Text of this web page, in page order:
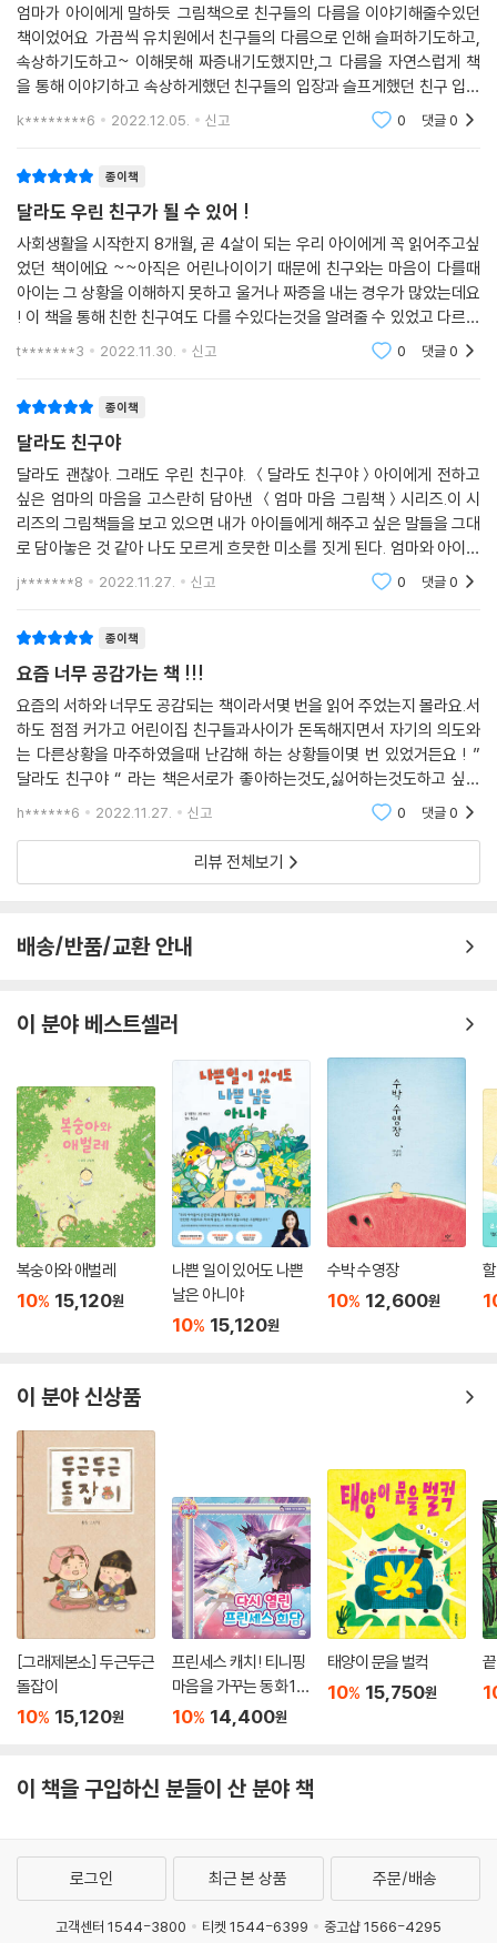
라고 합니다. 그런데 아이에게 이렇게 예쁜 말만 하고 산다는 건 불가능에
가깝습니다. 현실의 육아는 고된 가사 노동의 반복과 힘겨루기에 가까운
아이와의 소통으로 엄마를 한계까지 몰아가곤 합니다. 그러다 보니 ‘안 돼’,
‘하지 마’, ‘빨리 해’ 같은 잔소리와 야단치는 말을 훨씬 자주하게 되지요. 엄
마는 나름의 최선을 다하고도 아이에게 더 잘해 주지 못했다는 아쉬움과
『엄마 마음 그림책』은 육아에 지친 엄마에게는 지금도 충분히 잘하고 있다
는 격려를 전하고, 아이에게는 엄마가 미처 표현하지 못했던 속마음을 전
하기 위해 만들어졌습니다. 기획 단계부터 엄마가 아이에게 가장 전하고
싶은 말, 들려주고 싶은 이야기, 함께 나누고 싶은 기억에 대한 다양한 경험
과 의견을 모아 책 속에 담고자 했습니다. 앞서 출간된 『엄마 마음 그림책』
다섯 권에 표현이 서투른 엄마가 아이에게 전하는 속마음을 담았다면, 이
후에 출간되는 다섯 권에는 이제 막 자신들만의 사회에 첫발을 내딛는 아
어린이집이나 유치원 같은 낯설고 새로운 환경에 적응할 때 필요한 공감과
위로, 조언을 전달하고자 합니다. 『엄마 마음 그림책』은 엄마가 먼저 읽고
느낀 감동을 아이에게 전달해도 좋고, 처음부터 엄마와 아이가 함께 읽어
나가도 좋습니다. 굳이 설명을 덧붙이지 않더라도, 엄마와 아이 모두 서로
의 진심을 느낄 수 있을 것입니다.
엄마가 아이에게 말하듯 그림책으로 친구들의 다름을 이야기해줄수있던
책이었어요 가끔씩 유치원에서 친구들의 다름으로 인해 슬퍼하기도하고,
속상하기도하고~ 이해못해 짜증내기도했지만,그 다름을 자연스럽게 책
을 통해 이야기하고 속상하게했던 친구들의 입장과 슬프게했던 친구 입장
을 딸아이와 함께 다시한번 이야기나누며 조금더 친구에대한 다양성과 포
k********6 2022.12.05. 신고 0 댓글0
종이책
달라도 우린 친구가 될 수 있어 !
사회생활을 시작한지 8개월, 곧 4살이 되는 우리 아이에게 꼭 읽어주고싶
었던 책이에요 ~~아직은 어린나이이기 때문에 친구와는 마음이 다를때
아이는 그 상황을 이해하지 못하고 울거나 짜증을 내는 경우가 많았는데요
! 이 책을 통해 친한 친구여도 다를 수있다는것을 알려줄 수 있었고 다르지
만 친구가 될 수 있다는 것도자연스럽게 이해시켜줄 수 있었어요 ^^ 아직
t*******3 2022.11.30. 신고 0 댓글0
종이책
달라도 친구야
달라도 괜찮아. 그래도 우린 친구야. ＜달라도 친구야＞아이에게 전하고
싶은 엄마의 마음을 고스란히 담아낸 ＜엄마 마음 그림책＞시리즈.이 시
리즈의 그림책들을 보고 있으면 내가 아이들에게 해주고 싶은 말들을 그대
로 담아놓은 것 같아 나도 모르게 흐믓한 미소를 짓게 된다. 엄마와 아이가
실제로 대화를 하듯 주고 받을 수 있는 대화체로 되어 있어 더 몰입이 된다.
아이가 글을
j*******8 2022.11.27. 신고 0 댓글0
종이책
요즘 너무 공감가는 책 !!!
요즘의 서하와 너무도 공감되는 책이라서몇 번을 읽어 주었는지 몰라요.서
하도 점점 커가고 어린이집 친구들과사이가 돈독해지면서 자기의 의도와
는 다른상황을 마주하였을때 난감해 하는 상황들이몇 번 있었거든요 ! ”
달라도 친구야 “ 라는 책은서로가 좋아하는것도,싫어하는것도하고 싶은
것도, 표현하는 방법도 모두 각각 다르지만그래도 좋은 친구임을 알려주는
h******6 2022.11.27. 신고 0 댓글0
리뷰 전체보기
배송/반품/교환 안내
이 분야 베스트셀러
복숭아와 애벌레
10% 15,120원
나쁜 일이 있어도 나쁜
날은 아니야
10% 15,120원
수박 수영장
10% 12,600원
이 분야 신상품
[그래제본소] 두근두근
돌잡이
10% 15,120원
프린세스 캐치! 티니핑
마음을 가꾸는 동화 10
: 다시 열린 프린세스 회
10% 14,400원
태양이 문을 벌컥
10% 15,750원
이 책을 구입하신 분들이 산 분야 책
로그인 최근 본 상품 주문/배송
고객센터 1544-3800 티켓 1544-6399
중고샵 1566-4295